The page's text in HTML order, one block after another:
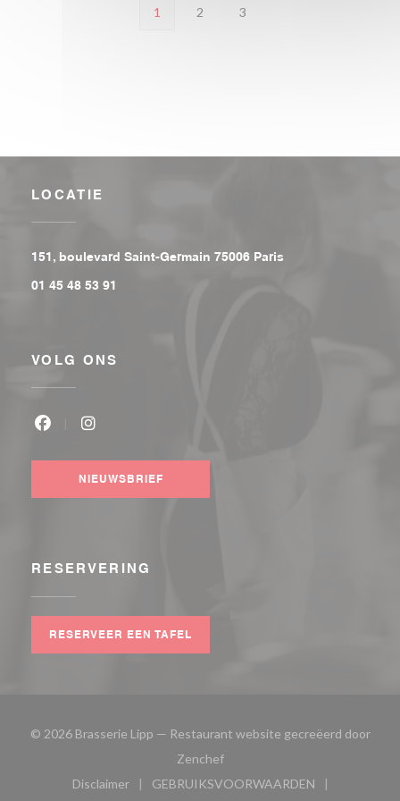
1 2 3
LOCATIE
151, boulevard Saint-Germain 75006 Paris
01 45 48 53 91
VOLG ONS
NIEUWSBRIEF
RESERVERING
RESERVEER EEN TAFEL
© 2026 Brasserie Lipp — Restaurant website gecreëerd door
Zenchef((opent in een nieuw venster))
Disclaimer
((opent in een nieuw venster))
GEBRUIKSVOORWAARDEN
((opent in een nieuw